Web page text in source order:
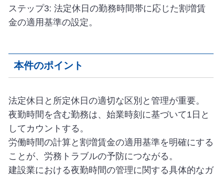
ステップ3: 法定休日の勤務時間帯に応じた割増賃
金の適用基準の設定。
本件のポイント
法定休日と所定休日の適切な区別と管理が重要。
夜勤時間を含む勤務は、始業時刻に基づいて1日と
してカウントする。
労働時間の計算と割増賃金の適用基準を明確にする
ことが、労務トラブルの予防につながる。
建設業における夜勤時間の管理に関する具体的なガ